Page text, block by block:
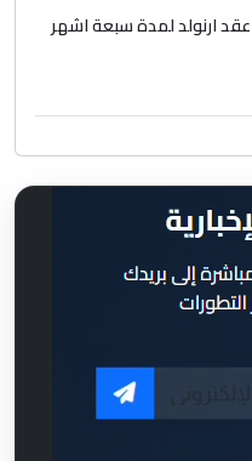
عقد ارنولد لمدة سبعة اشهر